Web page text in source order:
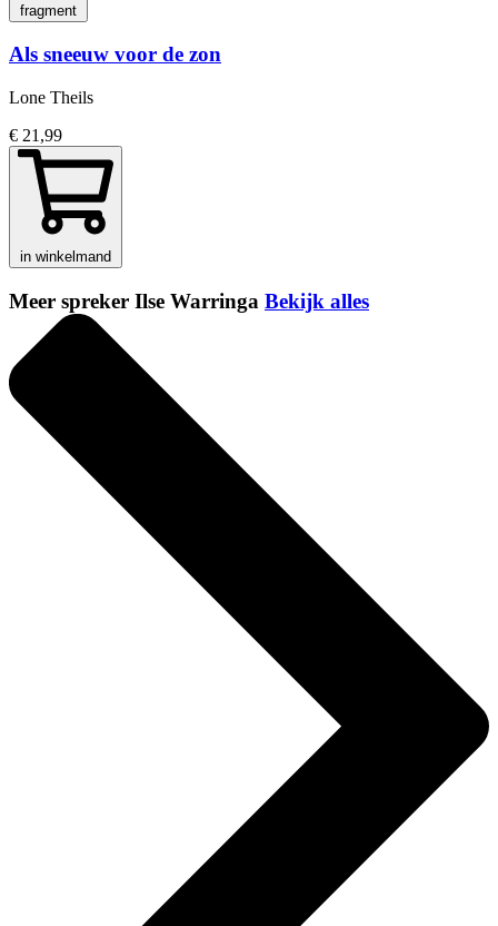
fragment
Als sneeuw voor de zon
Lone Theils
€ 21,99
in winkelmand
Meer spreker Ilse Warringa Bekijk alles